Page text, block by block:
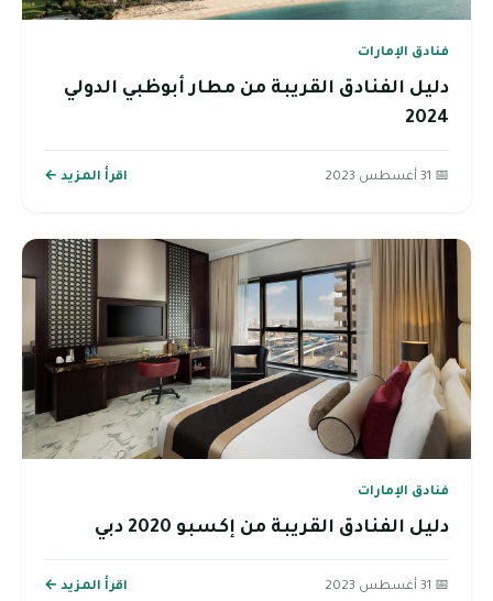
فنادق الإمارات
دليل الفنادق القريبة من مطار أبوظبي الدولي
2024
📅 31 أغسطس 2023 اقرأ المزيد ←
فنادق الإمارات
دليل الفنادق القريبة من إكسبو 2020 دبي
📅 31 أغسطس 2023 اقرأ المزيد ←